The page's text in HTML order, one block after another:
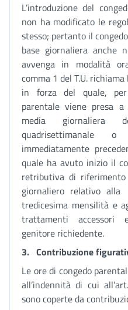
L’introduzione del
non ha modificato le
stesso; pertanto il
base giornaliera anche
avvenga in modalità
comma 1 del T.U.
in forza del quale, per
parentale viene presa
media
quadrisettimanale
immediatamente
quale ha avuto inizio il
retributiva di
giornaliero relativo
tredicesima mensilità e
trattamenti accessori
genitore richiedente.
3. Contribuzione
Le ore di congedo
all’indennità di cui
sono coperte da